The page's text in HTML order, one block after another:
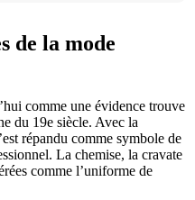
de la mode
comme une évidence trouve
du 19e siècle. Avec la
répandu comme symbole de
La chemise, la cravate
comme l’uniforme de